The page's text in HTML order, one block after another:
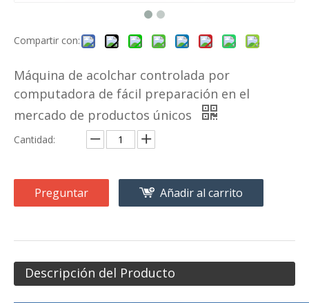
Compartir con:
Máquina de acolchar controlada por
computadora de fácil preparación en el
mercado de productos únicos
Cantidad:
Preguntar Añadir al carrito
Descripción del Producto